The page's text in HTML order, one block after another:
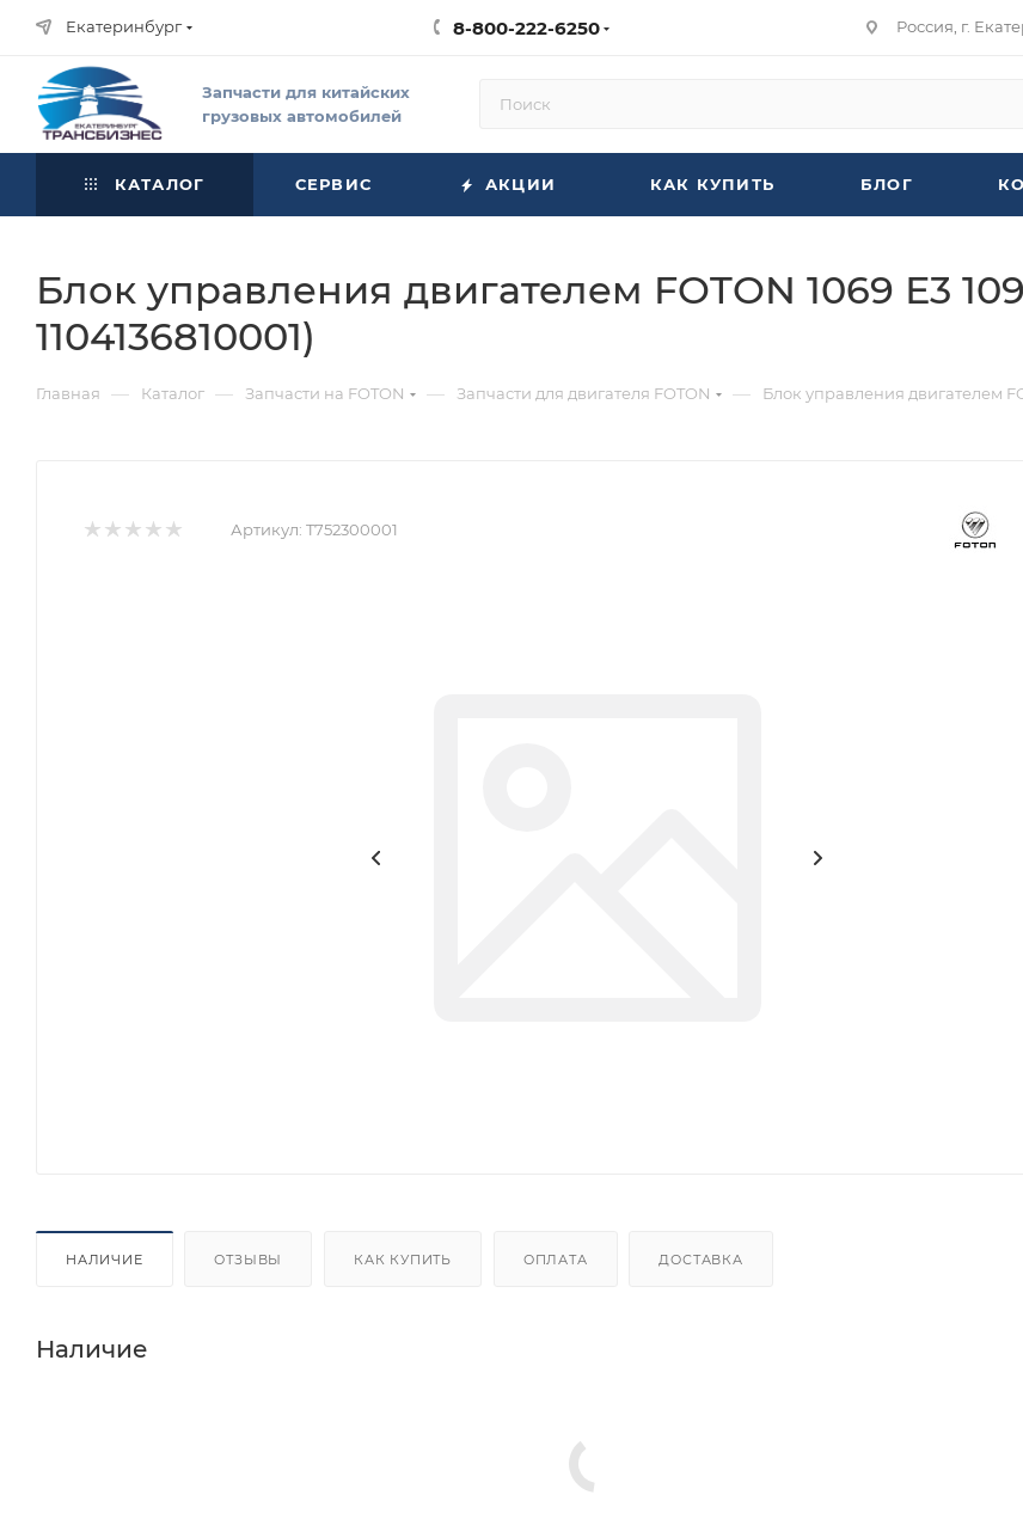
Екатеринбург 8-800-222-6250 Россия, г.
Запчасти для китайских
грузовых автомобилей
КАТАЛОГ СЕРВИС АКЦИИ КАК КУПИТЬ БЛОГ
Блок управления двигателем FOTON 1069 Е3
1104136810001)
Главная — Каталог — Запчасти на FOTON — Запчасти для двигателя FOTON — Блок управления двигателем
Артикул: T752300001
НАЛИЧИЕ ОТЗЫВЫ КАК КУПИТЬ ОПЛАТА ДОСТАВКА
Наличие